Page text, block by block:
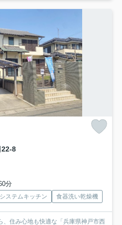
22-8
分
システムキッチン 食器洗い乾燥機
、住み心地も快適な「兵庫県神戸市西